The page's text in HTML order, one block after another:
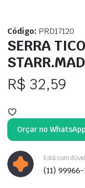
Código: PRD17120
SERRA
R$ 32,59
Orçar no WhatsApp
Está com
(11)